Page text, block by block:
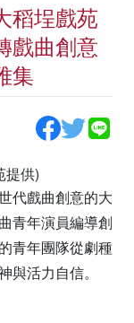
稻埕戲苑
戲曲創意
集
提供)
代戲曲創意的大
青年演員編導創
青年團隊從劇種
活力自信。